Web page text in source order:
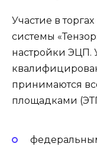
Участие в
системы
настройки ЭЦП.
принимаются
площадками